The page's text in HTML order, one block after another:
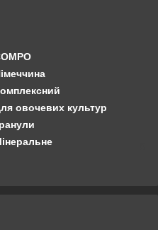
овочевих культур